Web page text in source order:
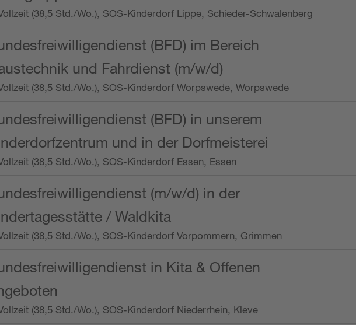
(38,5 Std./Wo.), SOS-Kinderdorf Lippe, Schieder-Schwalenberg
(BFD) im Bereich
und Fahrdienst (m/w/d)
(38,5 Std./Wo.), SOS-Kinderdorf Worpswede, Worpswede
(BFD) in unserem
und in der Dorfmeisterei
(38,5 Std./Wo.), SOS-Kinderdorf Essen, Essen
(m/w/d) in der
/ Waldkita
(38,5 Std./Wo.), SOS-Kinderdorf Vorpommern, Grimmen
in Kita & Offenen
(38,5 Std./Wo.), SOS-Kinderdorf Niederrhein, Kleve